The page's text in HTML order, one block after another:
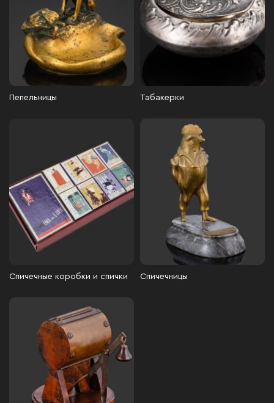
Пепельницы Табакерки
Спичечные коробки и спички Спичечницы